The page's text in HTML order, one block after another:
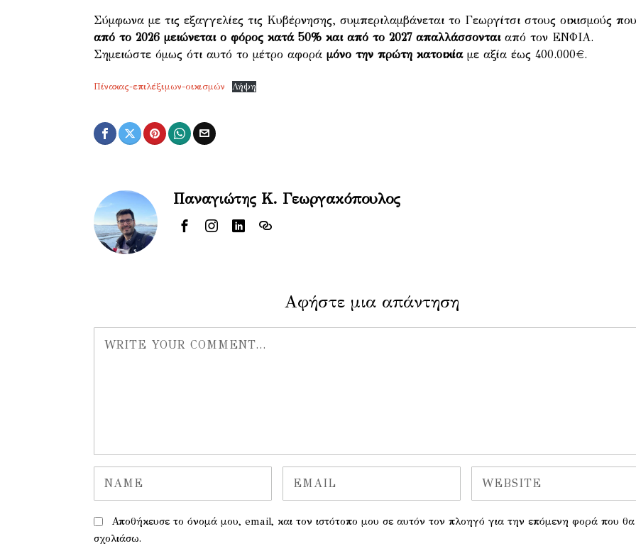
Σύμφωνα με τις εξαγγελίες τις Κυβέρνησης, συμπεριλαμβάνεται το Γεωργίτσι στους οικισμούς που
από το 2026 μειώνεται ο φόρος κατά 50% και από το 2027 απαλλάσσονται από τον ΕΝΦΙΑ.
Σημειώστε όμως ότι αυτό το μέτρο αφορά μόνο την πρώτη κατοικίαμε αξία έως 400.000€.
Πίνακας-επιλέξιμων-οικισμών Λήψη
Παναγιώτης Κ. Γεωργακόπουλος
Αφήστε μια απάντηση
Αποθήκευσε το όνομά μου, email, και τον ιστότοπο μου σε αυτόν τον πλοηγό για την επόμενη φορά που θα
σχολιάσω.